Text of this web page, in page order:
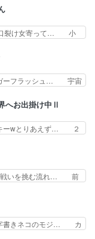
… たまったアニメ
マネージャー実在
愛する気は… 今晩
ガールズ… 公爵の妻
ル。テー… まあ、これ
判断が… 自分でも気づ
… 【今夜のアニメA
「ぼやっとしてたら
口裂け女寄って… 小
しそう(ぇ… 口裂け
かった…ポ… そのスタ
は口裂け… 相変わら
画の細か… 除霊士カム
突… 現代で有名な口
… ろくろ首の除霊シ
ガーフラッシュ… 宇宙
トで懐か… 普通にド
初めて… 優谷優の声
てて興… 珍子ちゃ
引き続… これは意図
ニ… 東山朱莉
なに可憐で可愛い泣
へお出掛け中Ⅱ
キーwとりあえず… ２
も楽しかっ… 第３話
した。視… ローデン
ーク一行… 1期に引き
ただけ… 1期の頃から
… 今週もありがとう
時計台に登ってるの
戦いを挑む流れ… 前
生い立ち。… 勇者た
鏡を信じ… 勇者パー
話が通じ… 鏡の過去、
した…… 最初、勇者パ
字書きネコのモジ… カ